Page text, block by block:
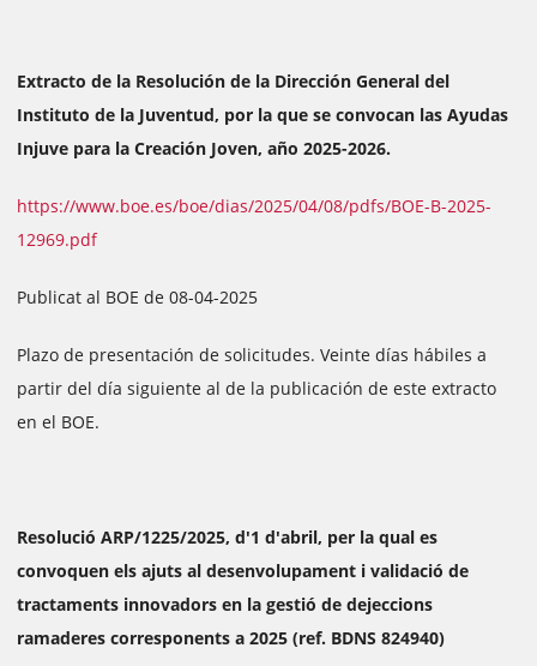
Extracto de la Resolución de la Dirección General del
Instituto de la Juventud, por la que se convocan las Ayudas
Injuve para la Creación Joven, año 2025-2026.
https://www.boe.es/boe/dias/2025/04/08/pdfs/BOE-B-2025-
12969.pdf
Publicat al BOE de 08-04-2025
Plazo de presentación de solicitudes. Veinte días hábiles a
partir del día siguiente al de la publicación de este extracto
en el BOE.
Resolució ARP/1225/2025, d'1 d'abril, per la qual es
convoquen els ajuts al desenvolupament i validació de
tractaments innovadors en la gestió de dejeccions
ramaderes corresponents a 2025 (ref. BDNS 824940)